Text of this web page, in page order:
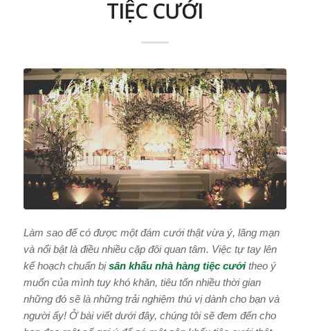
TIỆC CƯỚI
Làm sao để có được một đám cưới thật vừa ý, lãng mạn
và nổi bật là điều nhiều cặp đôi quan tâm. Việc tự tay lên
kế hoạch chuẩn bịsân khấu nhà hàng tiệc cướitheo ý
muốn của mình tuy khó khăn, tiêu tốn nhiều thời gian
những đó sẽ là những trải nghiệm thú vị dành cho bạn và
người ấy! Ở bài viết dưới đây, chúng tôi sẽ đem đến cho